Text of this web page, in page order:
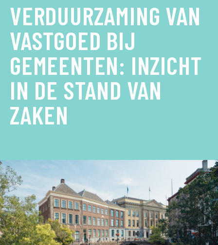
VERDUURZAMING VAN
VASTGOED BIJ
GEMEENTEN: INZICHT
IN DE STAND VAN
ZAKEN